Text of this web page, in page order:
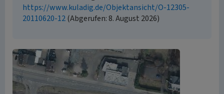
https://www.kuladig.de/Objektansicht/O-12305-
20110620-12(Abgerufen: 8. August 2026)